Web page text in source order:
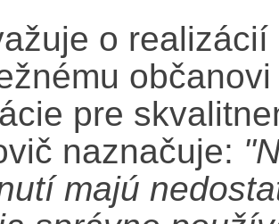
o
pre
naznačuje:
majú